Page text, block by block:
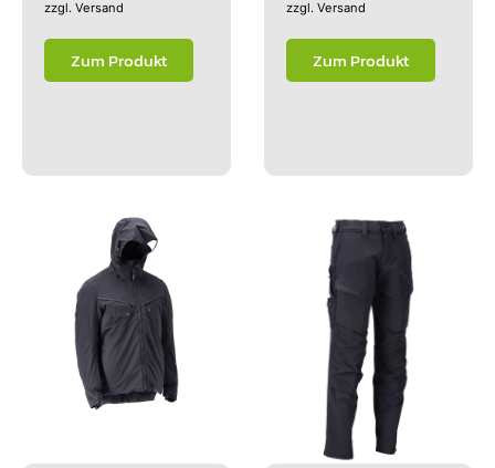
zzgl. Versand
Zum Produkt
zzgl. Versand
Zum Produkt